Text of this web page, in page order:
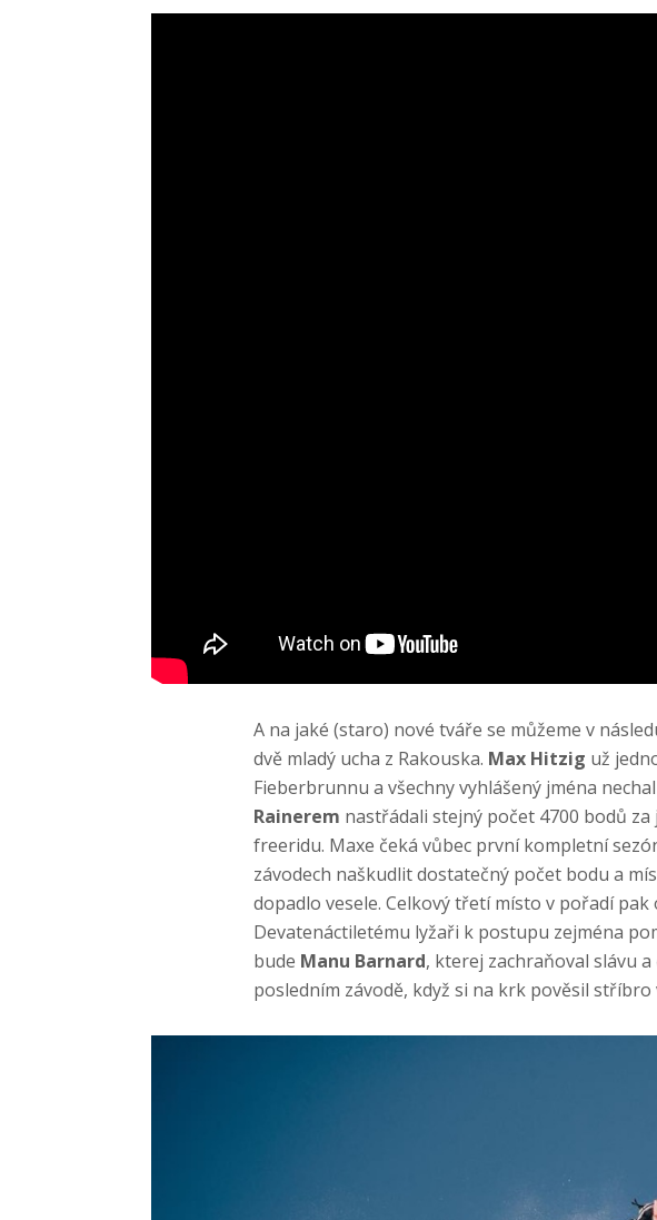
A na jaké (staro) nové tváře se můžeme v
dvě mladý ucha z Rakouska. Max Hitzig už
Fieberbrunnu a všechny vyhlášený jména
Rainerem nastřádali stejný počet 4700 bodů
freeridu. Maxe čeká vůbec první kompletní
závodech naškudlit dostatečný počet bodu a
dopadlo vesele. Celkový třetí místo v pořadí
Devatenáctiletému lyžaři k postupu zejména
bude Manu Barnard, kterej zachraňoval slávu
posledním závodě, když si na krk pověsil